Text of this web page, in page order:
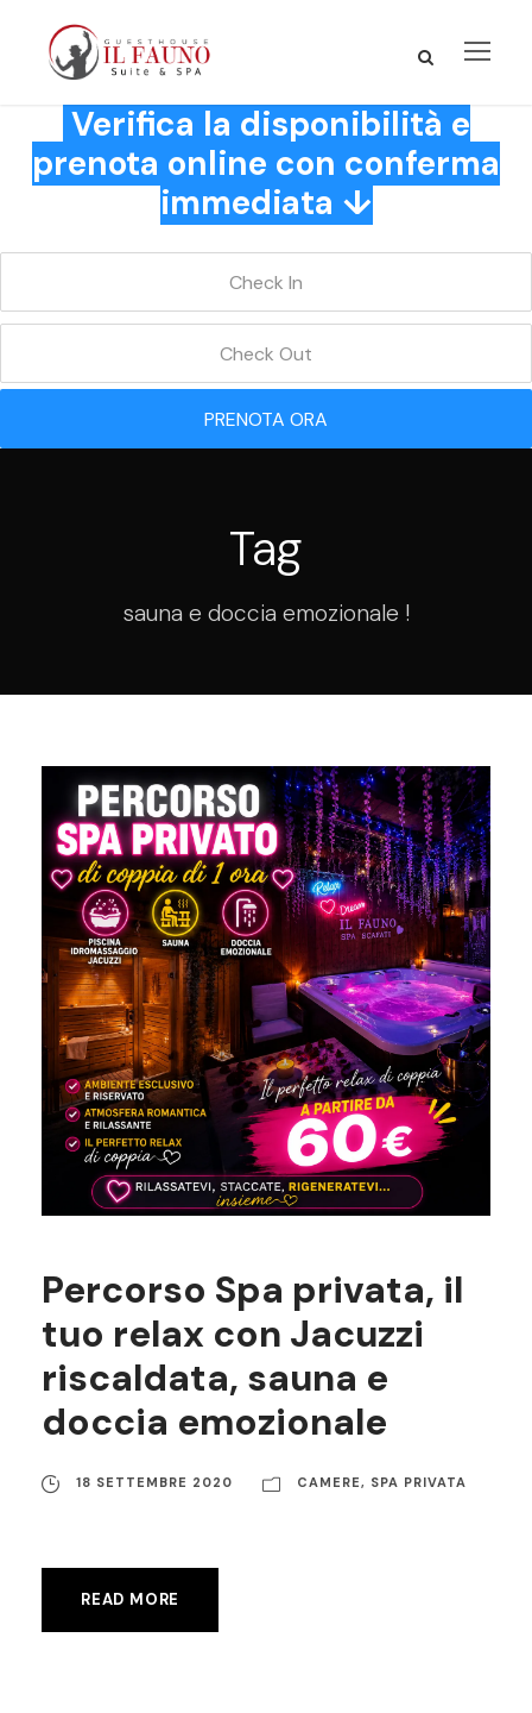
Verifica la disponibilità e
prenota online con conferma
immediata ↓
PRENOTA ORA
Tag
sauna e doccia emozionale !
Percorso Spa privata, il
tuo relax con Jacuzzi
riscaldata, sauna e
doccia emozionale
18 SETTEMBRE 2020 CAMERE, SPA PRIVATA
READ MORE